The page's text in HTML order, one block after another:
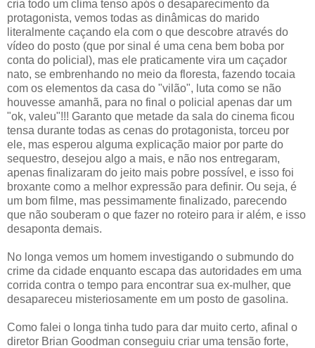
cria todo um clima tenso após o desaparecimento da
protagonista, vemos todas as dinâmicas do marido
literalmente caçando ela com o que descobre através do
vídeo do posto (que por sinal é uma cena bem boba por
conta do policial), mas ele praticamente vira um caçador
nato, se embrenhando no meio da floresta, fazendo tocaia
com os elementos da casa do "vilão", luta como se não
houvesse amanhã, para no final o policial apenas dar um
"ok, valeu"!!! Garanto que metade da sala do cinema ficou
tensa durante todas as cenas do protagonista, torceu por
ele, mas esperou alguma explicação maior por parte do
sequestro, desejou algo a mais, e não nos entregaram,
apenas finalizaram do jeito mais pobre possível, e isso foi
broxante como a melhor expressão para definir. Ou seja, é
um bom filme, mas pessimamente finalizado, parecendo
que não souberam o que fazer no roteiro para ir além, e isso
desaponta demais.
No longa vemos um homem investigando o submundo do
crime da cidade enquanto escapa das autoridades em uma
corrida contra o tempo para encontrar sua ex-mulher, que
desapareceu misteriosamente em um posto de gasolina.
Como falei o longa tinha tudo para dar muito certo, afinal o
diretor Brian Goodman conseguiu criar uma tensão forte,